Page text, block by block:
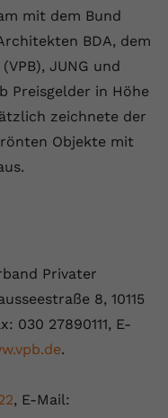
mit dem Bund
BDA, dem
JUNG und
Preisgelder in Höhe
zeichnete der
Objekte mit
Privater
8, 10115
030 27890111, E-
.
, E-Mail: